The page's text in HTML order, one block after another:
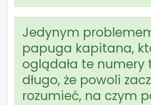
Jedynym
papuga kapitana,
oglądała te numery
długo, że powoli
rozumieć, na czym